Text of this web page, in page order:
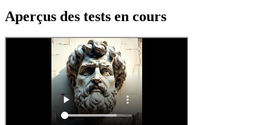
Aperçus des tests en cours